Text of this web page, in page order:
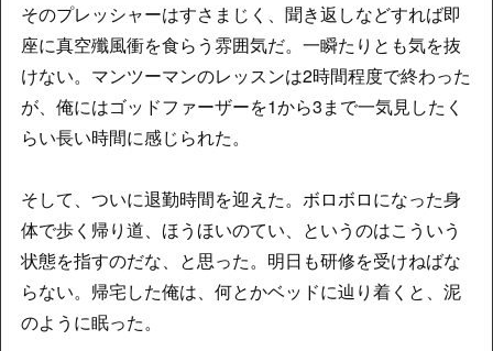
そのプレッシャーはすさまじく、聞き返しなどすれば即
座に真空殲風衝を食らう雰囲気だ。一瞬たりとも気を抜
けない。マンツーマンのレッスンは2時間程度で終わった
が、俺にはゴッドファーザーを1から3まで一気見したく
らい長い時間に感じられた。
そして、ついに退勤時間を迎えた。ボロボロになった身
体で歩く帰り道、ほうほいのてい、というのはこういう
状態を指すのだな、と思った。明日も研修を受けねばな
らない。帰宅した俺は、何とかベッドに辿り着くと、泥
のように眠った。